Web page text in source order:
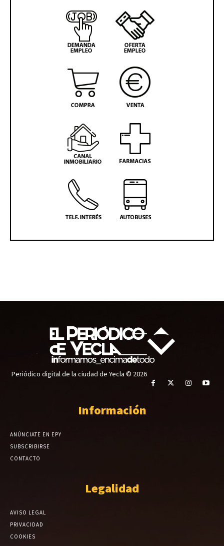
Periódico digital de la ciudad de Yecla © 2026
Información
ANÚNCIATE EN EPY
SUBSCRIBIRSE
CONTACTO
Legalidad
AVISO LEGAL
PRIVACIDAD
COOKIES